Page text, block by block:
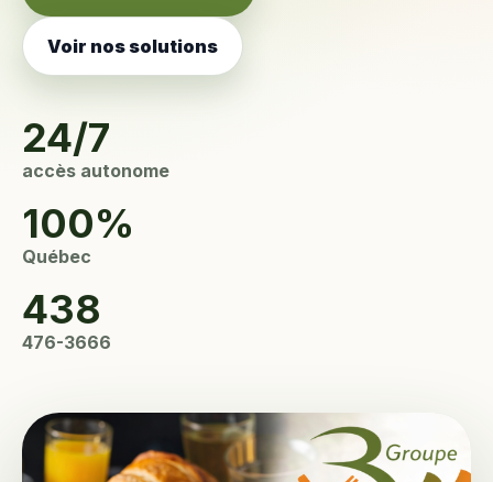
Voir nos solutions
24/7
accès autonome
100%
Québec
438
476-3666